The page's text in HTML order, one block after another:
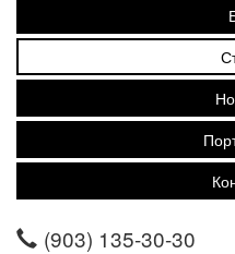
(903) 135-30-30